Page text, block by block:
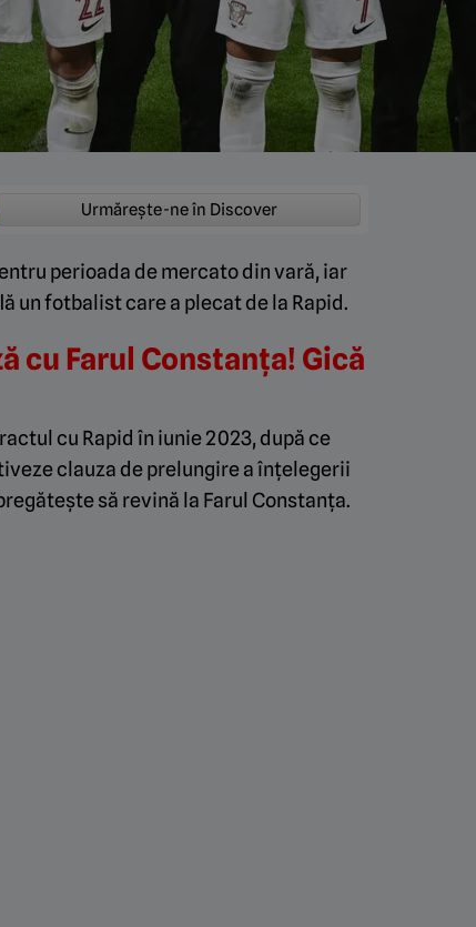
Urmărește-ne în Discover
perioada de mercato din vară, iar
un fotbalist care a plecat de la Rapid.
cu Farul Constanța! Gică
cu Rapid în iunie 2023, după ce
clauza de prelungire a înțelegerii
să revină la Farul Constanța.